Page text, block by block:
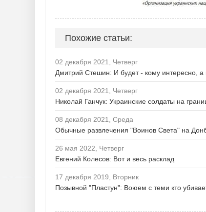
Похожие статьи:
02 декабря 2021, Четверг
Дмитрий Стешин: И будет - кому интересно, а
02 декабря 2021, Четверг
Николай Ганчук: Украинские солдаты на
08 декабря 2021, Среда
Обычные развлечения "Воинов Света" на
26 мая 2022, Четверг
Евгений Колесов: Вот и весь расклад
17 декабря 2019, Вторник
Позывной "Пластун": Воюем с теми кто